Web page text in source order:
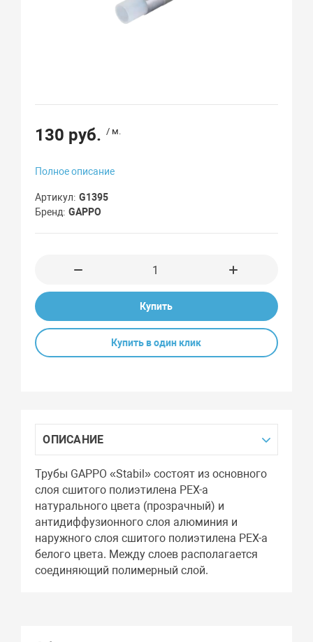
130 руб. / м.
Полное описание
Артикул G1395
Бренд GAPPO
Купить
Купить в один клик
ОПИСАНИЕ
Трубы GAPPO «Stabil» состоят из основного
слоя сшитого полиэтилена PEX-а
натурального цвета (прозрачный) и
антидиффузионного слоя алюминия и
наружного слоя сшитого полиэтилена PEX-а
белого цвета. Между слоев располагается
соединяющий полимерный слой.